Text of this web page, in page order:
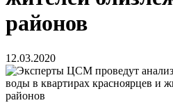
районов
12.03.2020